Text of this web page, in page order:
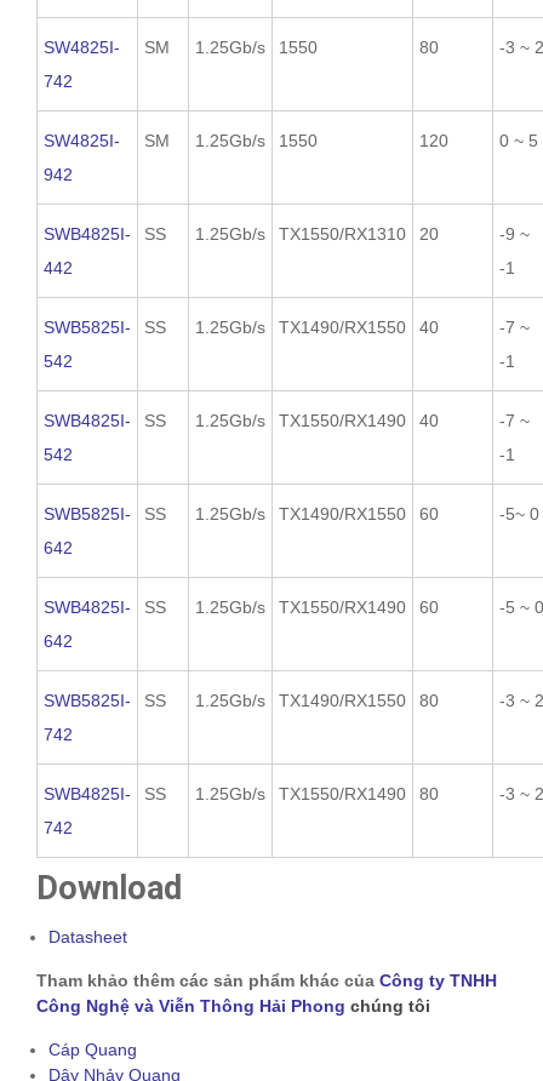
SW4825I-
742
SM 1.25Gb/s 1550 80 -3 ~ 2
SW4825I-
942
SM 1.25Gb/s 1550 120 0 ~ 5
SWB4825I-
442
SS 1.25Gb/s TX1550/RX1310 20
-9 ~
-1
SWB5825I-
542
SS 1.25Gb/s TX1490/RX1550 40
-7 ~
-1
SWB4825I-
542
SS 1.25Gb/s TX1550/RX1490 40
-7 ~
-1
SWB5825I-
642
SS 1.25Gb/s TX1490/RX1550 60 -5~ 0
SWB4825I-
642
SS 1.25Gb/s TX1550/RX1490 60 -5 ~ 0
SWB5825I-
742
SS 1.25Gb/s TX1490/RX1550 80 -3 ~ 2
SWB4825I-
742
SS 1.25Gb/s TX1550/RX1490 80 -3 ~ 2
Download
Datasheet
Tham khảo thêm các sản phẩm khác của Công ty TNHH
Công Nghệ và Viễn Thông Hải Phong chúng tôi
Cáp Quang
Dây Nhảy Quang